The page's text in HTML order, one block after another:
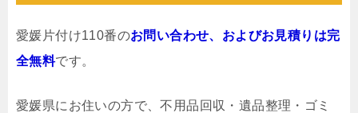
愛媛片付け110番のお問い合わせ、およびお見積りは完
全無料です。
愛媛県にお住いの方で、不用品回収・遺品整理・ゴミ